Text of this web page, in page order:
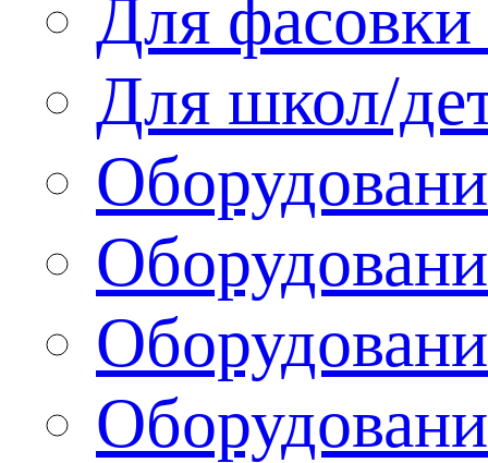
Для фасовки
Для школ/